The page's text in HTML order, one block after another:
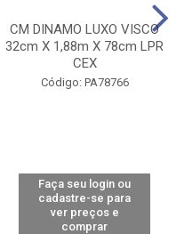
CM DINAMO LUXO VISCO
32cm X 1,88m X 78cm LPR
CEX
Código: PA78766
Faça seu login ou
cadastre-se para
ver preços e
comprar